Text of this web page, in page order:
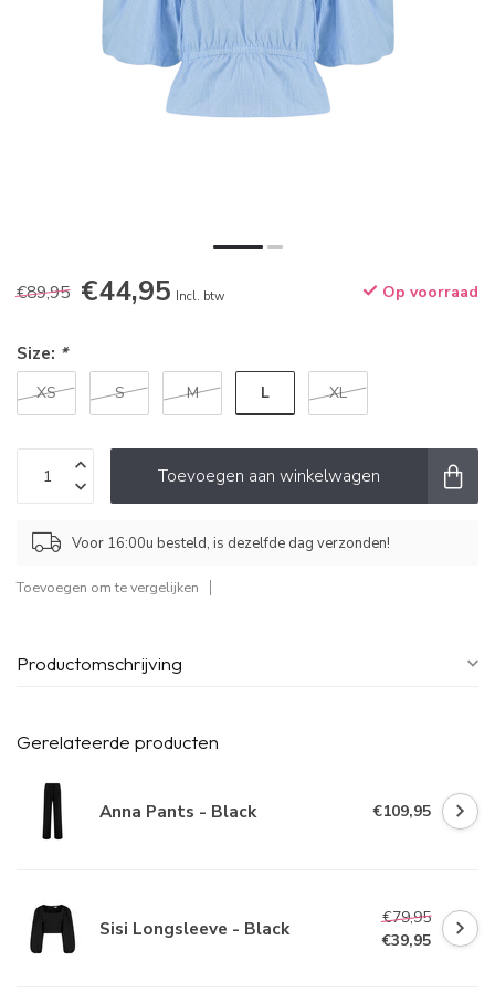
€89,95 €44,95 Incl. btw Op voorraad
Size: *
XS S M L XL
Toevoegen aan winkelwagen
Voor 16:00u besteld, is dezelfde dag verzonden!
Toevoegen om te vergelijken
Productomschrijving
Gerelateerde producten
Anna Pants - Black €109,95
Sisi Longsleeve - Black
€79,95
€39,95